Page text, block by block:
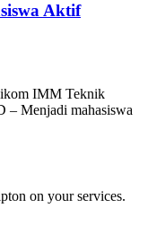
Aktif
IMM Teknik
– Menjadi mahasiswa
on your services.